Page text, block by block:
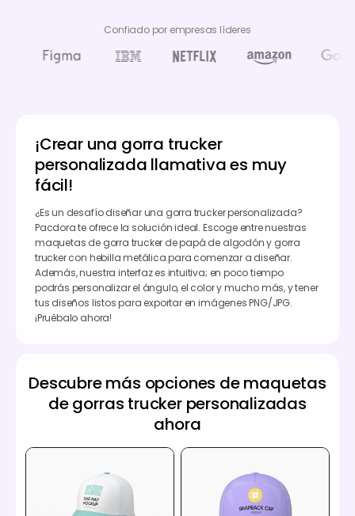
Confiado por empresas líderes
¡Crear una gorra trucker
personalizada llamativa es muy
fácil!
¿Es un desafío diseñar una gorra trucker personalizada?
Pacdora te ofrece la solución ideal. Escoge entre nuestras
maquetas de gorra trucker de papá de algodón y gorra
trucker con hebilla metálica para comenzar a diseñar.
Además, nuestra interfaz es intuitiva; en poco tiempo
podrás personalizar el ángulo, el color y mucho más, y tener
tus diseños listos para exportar en imágenes PNG/JPG.
¡Pruébalo ahora!
Descubre más opciones de maquetas
de gorras trucker personalizadas
ahora